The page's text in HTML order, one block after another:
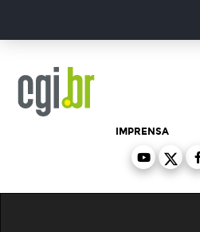
o
IMPRENSA